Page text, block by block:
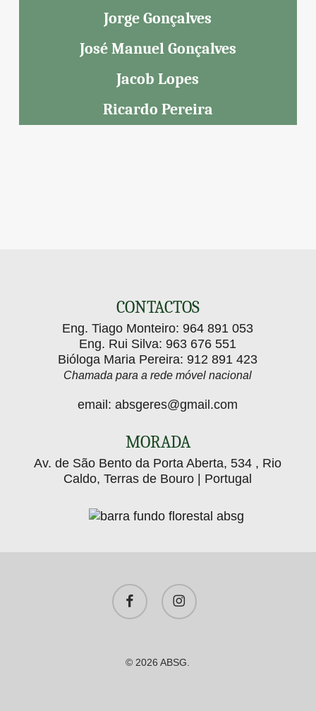
Jorge Gonçalves
José Manuel Gonçalves
Jacob Lopes
Ricardo Pereira
CONTACTOS
Eng. Tiago Monteiro:964 891 053
Eng. Rui Silva:963 676 551
Bióloga Maria Pereira:912 891 423
Chamada para a rede móvel nacional
email:absgeres@gmail.com
MORADA
Av. de São Bento da Porta Aberta, 534 , Rio
Caldo, Terras de Bouro | Portugal
facebook instagram
© 2026 ABSG.